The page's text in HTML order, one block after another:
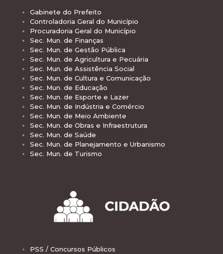
Gabinete do Prefeito
Controladoria Geral do Município
Procuradoria Geral do Município
Sec. Mun. de Finanças
Sec. Mun. de Gestão Pública
Sec. Mun. de Agricultura e Pecuária
Sec. Mun. de Assistência Social
Sec. Mun. de Cultura e Comunicação
Sec. Mun. de Educação
Sec. Mun. de Esporte e Lazer
Sec. Mun. de Indústria e Comércio
Sec. Mun. de Meio Ambiente
Sec. Mun. de Obras e Infraestrutura
Sec. Mun. de Saúde
Sec. Mun. de Planejamento e Urbanismo
Sec. Mun. de Turismo
PSS / Concursos Públicos